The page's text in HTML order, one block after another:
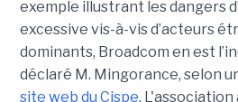
exemple illustrant les dangers
excessive vis-à-vis d’acteurs
dominants, Broadcom en est
déclaré M. Mingorance, selon
site web du Cispe. L'association